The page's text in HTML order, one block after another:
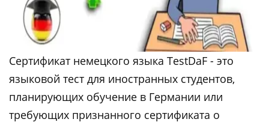
Сертификат немецкого языка TestDaF - это
языковой тест для иностранных студентов,
планирующих обучение в Германии или
требующих признанного сертификата о